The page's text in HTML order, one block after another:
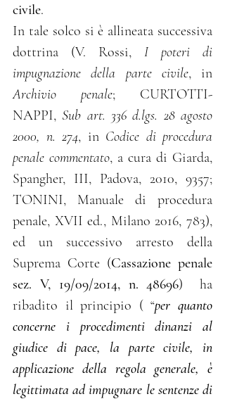
civile.
In tale solco si è allineata successiva
dottrina (V. Rossi, I poteri di
impugnazione della parte civile
Archivio penale; CURTOTTI-
NAPPI, Sub art. 336 d.lgs. 28 agosto
2000, n. 274, in Codice di procedura
penale commentato, a cura di Giarda,
Spangher, III, Padova, 2010, 9357;
TONINI, Manuale di procedura
penale, XVII ed., Milano 2016, 783),
ed un successivo arresto della
Suprema Corte (Cassazione penale
sez. V, 19/09/2014, n. 48696)  ha
ribadito il principio ( “per quanto
concerne i procedimenti dinanzi al
giudice di pace, la parte civile, in
applicazione della regola generale, è
legittimata ad impugnare le sentenze di